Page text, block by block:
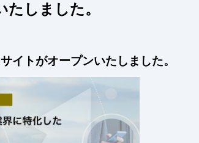
しました。
イトがオープンいたしました。